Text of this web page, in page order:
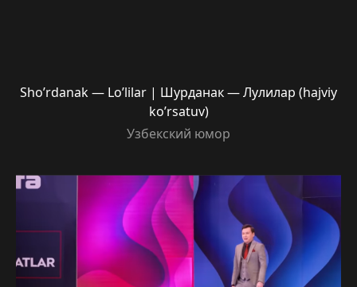
Sho’rdanak — Lo’lilar | Шурданак — Лулилар (hajviy
ko’rsatuv)
Узбекский юмор